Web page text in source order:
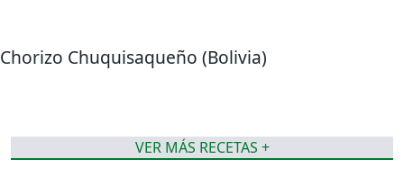
Chorizo Chuquisaqueño (Bolivia)
VER MÁS RECETAS +